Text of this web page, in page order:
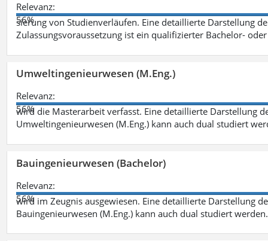
Relevanz:
56%
sierung von Studienverläufen. Eine detaillierte Darstellung
Zulassungsvoraussetzung ist ein qualifizierter Bachelor-
Umweltingenieurwesen (M.Eng.)
Relevanz:
56%
wird die Masterarbeit verfasst. Eine detaillierte Darstellung
Umweltingenieurwesen (M.Eng.) kann auch dual studiert
Bauingenieurwesen (Bachelor)
Relevanz:
56%
wird im Zeugnis ausgewiesen. Eine detaillierte Darstellung
Bauingenieurwesen (M.Eng.) kann auch dual studiert